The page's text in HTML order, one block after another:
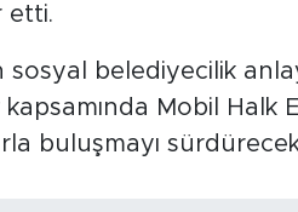
etti.
sosyal belediyecilik
Mobil Halk
buluşmayı